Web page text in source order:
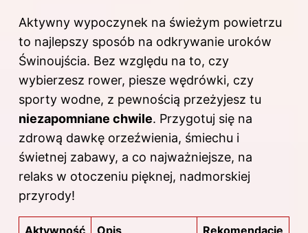
Aktywny wypoczynek na świeżym powietrzu
to najlepszy sposób na odkrywanie uroków
Świnoujścia. Bez względu na to, czy
wybierzesz rower, piesze wędrówki, czy
sporty wodne, z pewnością przeżyjesz tu
niezapomniane chwile. Przygotuj się na
zdrową dawkę orzeźwienia, śmiechu i
świetnej zabawy, a co najważniejsze, na
relaks w otoczeniu pięknej, nadmorskiej
przyrody!
Aktywność Opis Rekomendacje